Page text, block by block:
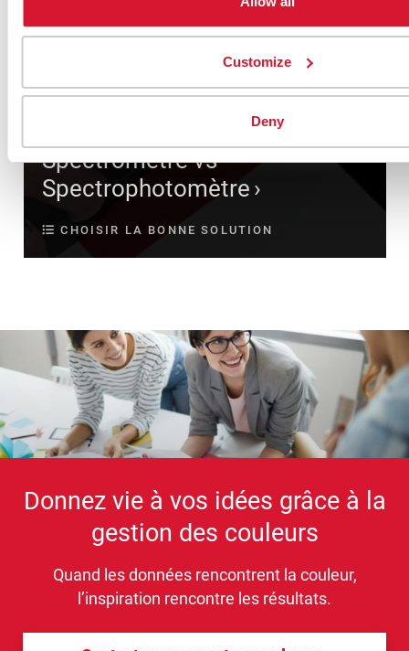
Customize
Deny
Spectromètre vs
Spectrophotomètre
CHOISIR LA BONNE SOLUTION
Donnez vie à vos idées grâce à la
gestion des couleurs
Quand les données rencontrent la couleur,
l’inspiration rencontre les résultats.